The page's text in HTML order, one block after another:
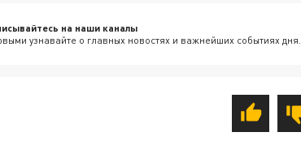
на наши каналы
узнавайте о главных новостях и важнейших событиях дня.